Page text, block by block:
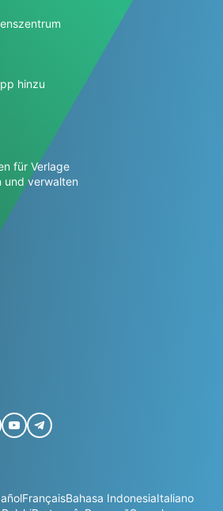
hinzu
für Verlage
und verwalten
FrançaisBahasa IndonesiaItaliano